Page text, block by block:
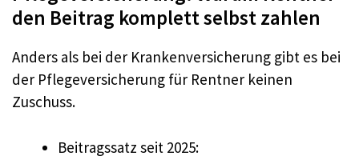
den Beitrag komplett selbst zahlen
Anders als bei der Krankenversicherung gibt es bei
der Pflegeversicherung für Rentner keinen
Zuschuss.​
Beitragssatz seit 2025: